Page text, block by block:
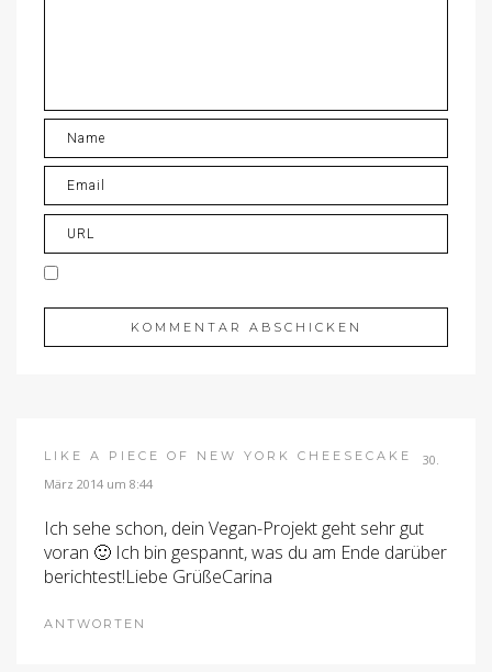
LIKE A PIECE OF NEW YORK CHEESECAKE
30.
März 2014 um 8:44
Ich sehe schon, dein Vegan-Projekt geht sehr gut
voran 🙂 Ich bin gespannt, was du am Ende darüber
berichtest!Liebe GrüßeCarina
ANTWORTEN